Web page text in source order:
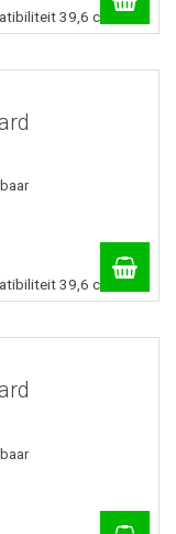
39,6 cm
39,6 cm